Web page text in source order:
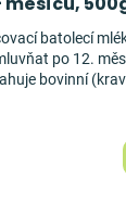
batolecí
po 12.
bovinní